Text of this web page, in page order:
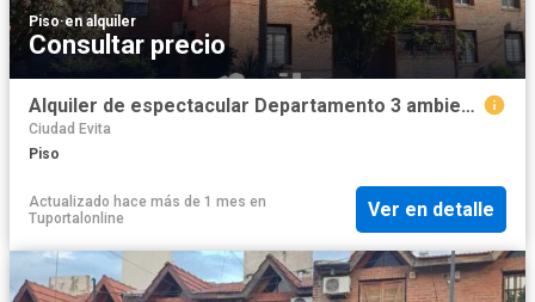
Piso·en alquiler
Consultar precio
Alquiler de espectacular Departamento 3 ambientes en La Matanza Ciudad Evita
Ciudad Evita
Piso
Actualizado hace más de 1 mes en
Tuportalonline
Ver en detalle